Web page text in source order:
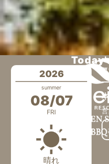
2026
summer
08/07
FRI
晴れ